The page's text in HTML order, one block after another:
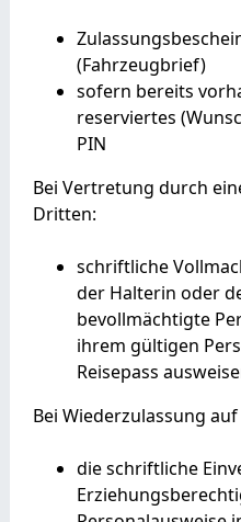
(Fahrzeugbrief)
sofern bereits
reserviertes
PIN
Bei Vertretung durch
Dritten:
schriftliche
der Halterin oder
bevollmächtigte
ihrem gültigen
Reisepass
Bei Wiederzulassung
die schriftliche